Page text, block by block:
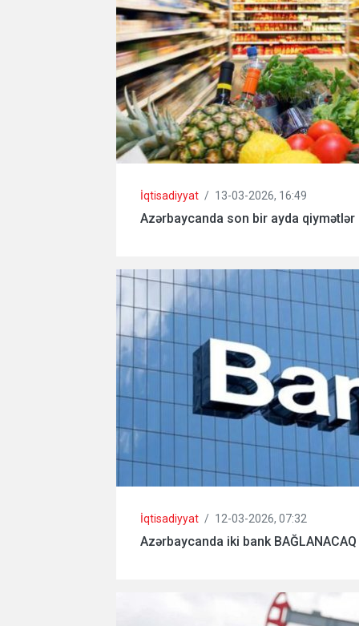
İqtisadiyyat / 13-03-2026, 16:49
Azərbaycanda son bir ayda qiymətlər
İqtisadiyyat / 12-03-2026, 07:32
Azərbaycanda iki bank BAĞLANACAQ